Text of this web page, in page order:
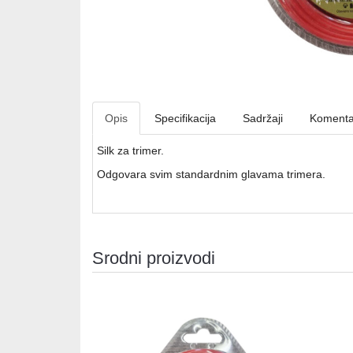
Opis Specifikacija Sadržaji
Silk za trimer.
Odgovara svim standardnim glavama trimera.
Srodni proizvodi